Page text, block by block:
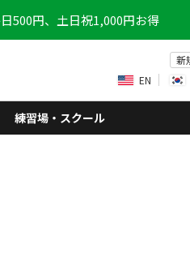
500円、土日祝1,000円お得
新
EN
練習場・スクール